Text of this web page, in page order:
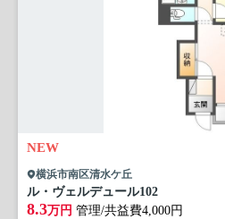
NEW
横浜市南区清水ケ丘
ル・ヴェルデュール102
8.3万円 管理/共益費4,000円